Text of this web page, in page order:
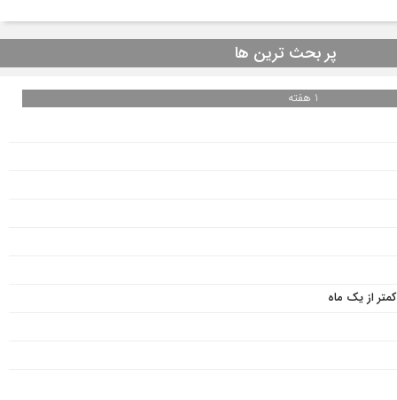
پر بحث ترین ها
1 هفته
از یک ماه